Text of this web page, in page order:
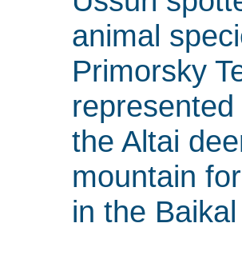
animal
Primorsky
the Altai
mountain
in the